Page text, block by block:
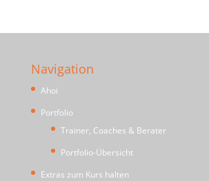
Navigation
Ahoi
Portfolio
Trainer, Coaches & Berater
Portfolio-Übersicht
Extras zum Kurs halten